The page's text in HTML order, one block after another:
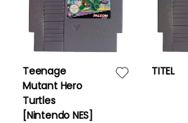
Teenage
Mutant Hero
Turtles
[Nintendo NES]
TITEL